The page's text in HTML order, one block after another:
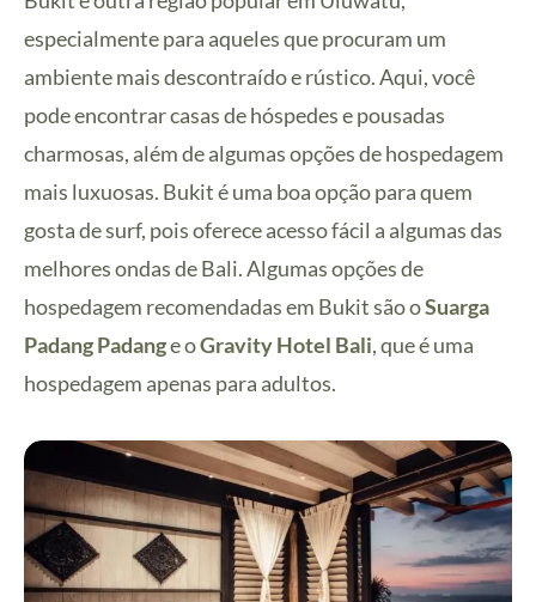
especialmente para aqueles que procuram um
ambiente mais descontraído e rústico. Aqui, você
pode encontrar casas de hóspedes e pousadas
charmosas, além de algumas opções de hospedagem
mais luxuosas. Bukit é uma boa opção para quem
gosta de surf, pois oferece acesso fácil a algumas das
melhores ondas de Bali. Algumas opções de
hospedagem recomendadas em Bukit são oSuarga
Padang Padange oGravity Hotel Bali, que é uma
hospedagem apenas para adultos.